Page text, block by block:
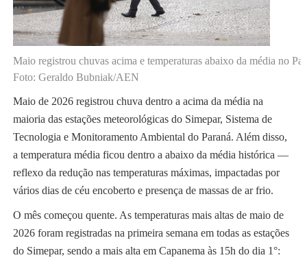
Maio registrou chuvas acima e temperaturas abaixo da média no
Foto: Geraldo Bubniak/AEN
Maio de 2026 registrou chuva dentro a acima da média na
maioria das estações meteorológicas do Simepar, Sistema de
Tecnologia e Monitoramento Ambiental do Paraná. Além disso,
a temperatura média ficou dentro a abaixo da média histórica —
reflexo da redução nas temperaturas máximas, impactadas por
vários dias de céu encoberto e presença de massas de ar frio.
O mês começou quente. As temperaturas mais altas de maio de
2026 foram registradas na primeira semana em todas as estações
do Simepar, sendo a mais alta em Capanema às 15h do dia 1°: